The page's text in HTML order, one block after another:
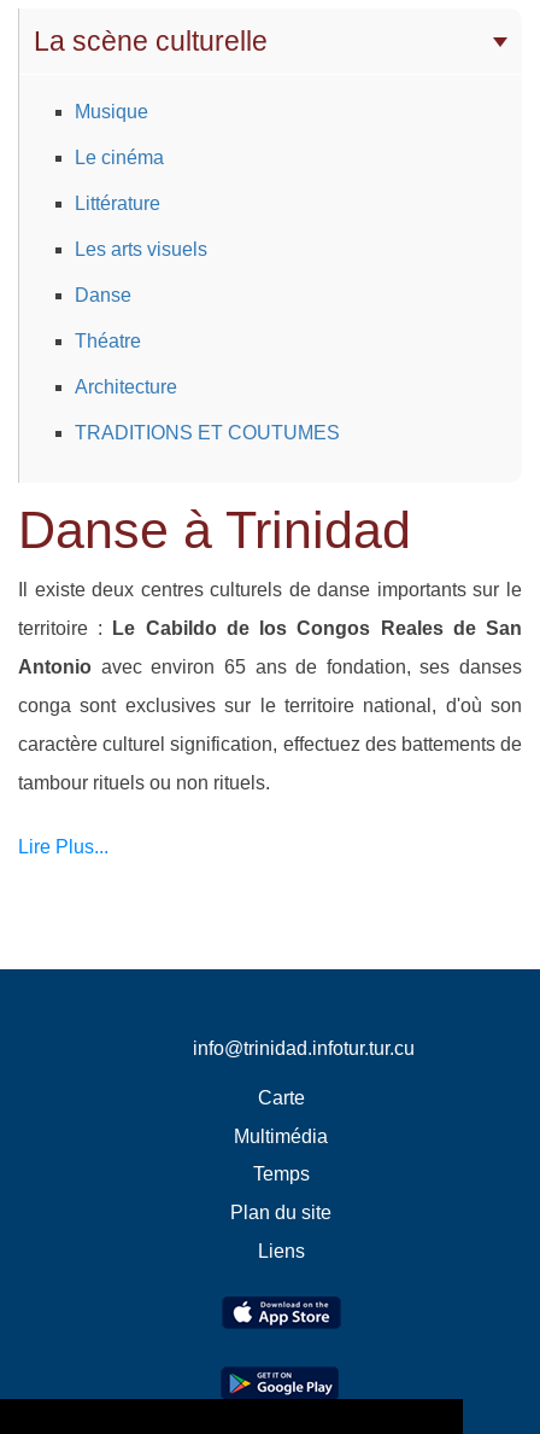
La scène culturelle
Musique
Le cinéma
Littérature
Les arts visuels
Danse
Théatre
Architecture
TRADITIONS ET COUTUMES
Danse à Trinidad
Il existe deux centres culturels de danse importants sur le
territoire :
Le Cabildo de los Congos Reales de San
Antonio avec environ 65 ans de fondation, ses danses
conga sont exclusives sur le territoire national, d'où son
caractère culturel signification, effectuez des battements de
tambour rituels ou non rituels.
Lire Plus...
info@trinidad.infotur.tur.cu
Carte
Multimédia
Temps
Plan du site
Liens